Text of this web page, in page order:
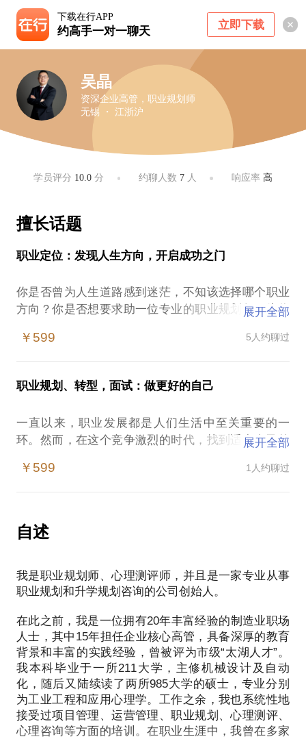
下载在行APP
约高手一对一聊天 立即下载
吴晶
资深企业高管，职业规划师
无锡 ・ 江浙沪
学员评分 10.0 分 约聊人数 7人 响应率 高
擅长话题
职业定位：发现人生方向，开启成功之门
你是否曾为人生道路感到迷茫，不知该选择哪个职业
方向？你是否想要求助一位专业的职业规划师，为你
所关心的问题。而我们的服务——职业定位，正是为
我们将综合职业规划系统性的方法论、扎实的心理学
试和评估，帮助你了解自己的性格、能力和兴趣，从
而找到最适合自己的职业方向。
还是提升自己的职业竞争力，我们的职业定位服务都
将为你提供帮助。让我们一起打造一个更加美好的职
业生涯！
【友情提示】在选择与我们沟通前，请通过提前填写
《生涯咨询信息收纳表》将你的问题具体化并完成关
键的“职业测评”，以便我们做针对性的准备、提升咨
询效率。整个咨询过程，大约需要1小时。
期待与你的沟通。
展开全部
￥599 5人约聊过
职业规划、转型，面试：做更好的自己
一直以来，职业发展都是人们生活中至关重要的一
环。然而，在这个竞争激烈的时代，找到适合自己的
心！
功底和十五年实体行业的高管经验，为你精心打造职
业规划、职业转型及模拟面试的服务，助力你成为更
通过选择我们的职业规划、职业转型及模拟面试服
务，你将获得以下收益：
明确的职业目标：我们会与你进行深入交流，了解你
的兴趣、性格、优势、价值观和目标，从而制定出最
适合你的职业规划方案。
提升就业竞争力：我们会帮助你发掘自身潜力，并提
供指导和培训来提升你的技能和知识。这将使你在求
展开全部
￥599 1人约聊过
自述
我是职业规划师、心理测评师，并且是一家专业从事
职业规划和升学规划咨询的公司创始人。
在此之前，我是一位拥有20年丰富经验的制造业职场
人士，其中15年担任企业核心高管，具备深厚的教育
背景和丰富的实践经验，曾被评为市级“太湖人才”。
我本科毕业于一所211大学，主修机械设计及自动
化，随后又陆续读了两所985大学的硕士，专业分别
为工业工程和应用心理学。工作之余，我也系统性地
接受过项目管理、运营管理、职业规划、心理测评、
心理咨询等方面的培训。在职业生涯中，我曾在多家